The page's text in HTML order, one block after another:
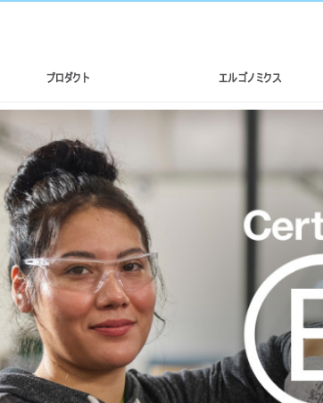
プロダクト エルゴノミクス